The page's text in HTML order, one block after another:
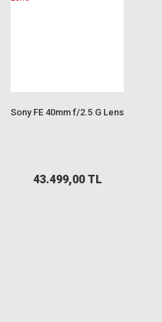
Sony FE 40mm f/2.5 G Lens
43.499,00 TL